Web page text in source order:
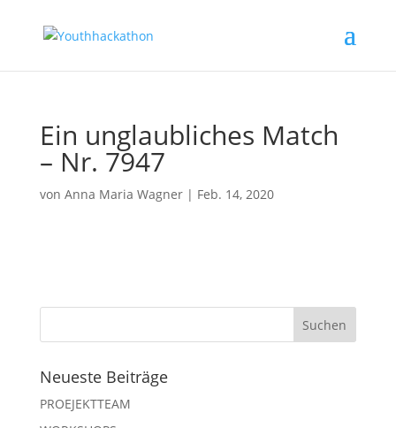
Ein unglaubliches Match
– Nr. 7947
von Anna Maria Wagner| Feb. 14, 2020
Neueste Beiträge
PROEJEKTTEAM